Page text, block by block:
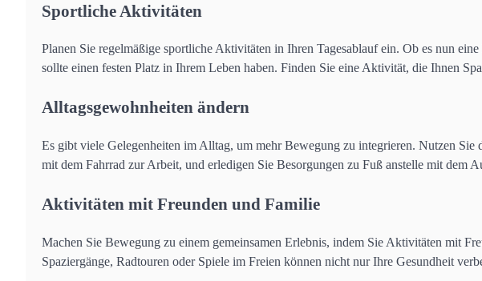
Sportliche Aktivitäten
Planen Sie regelmäßige sportliche Aktivitäten in Ihren Tagesablauf ein. Ob es nun
sollte einen festen Platz in Ihrem Leben haben. Finden Sie eine Aktivität, die Ihnen
Alltagsgewohnheiten ändern
Es gibt viele Gelegenheiten im Alltag, um mehr Bewegung zu integrieren. Nutzen Sie
mit dem Fahrrad zur Arbeit, und erledigen Sie Besorgungen zu Fuß anstelle mit dem
Aktivitäten mit Freunden und Familie
Machen Sie Bewegung zu einem gemeinsamen Erlebnis, indem Sie Aktivitäten mit
Spaziergänge, Radtouren oder Spiele im Freien können nicht nur Ihre Gesundheit